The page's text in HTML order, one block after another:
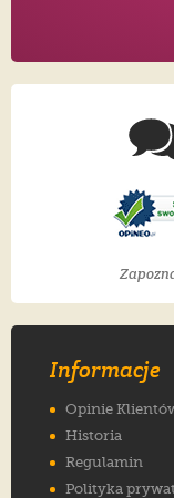
Informacje
Opinie
Historia
Regulamin
Polityka